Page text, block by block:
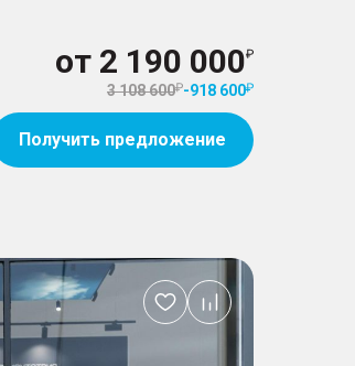
от 2 190 000
3 108 600 -918 600
Получить предложение
Добавить
в